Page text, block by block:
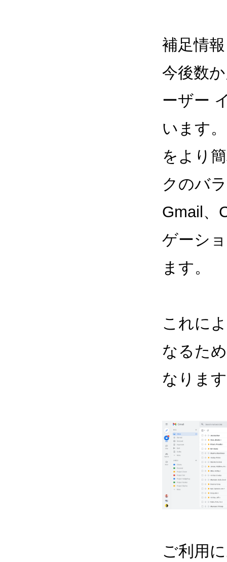
補足情報
今後数
ーザー
います
をより
クのバ
Gmail、
ゲーシ
ます。
これに
なるた
なりま
ご利用